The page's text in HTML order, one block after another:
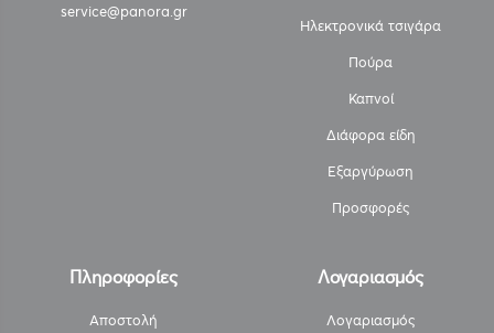
service@panora.gr
Ηλεκτρονικά τσιγάρα
Πούρα
Καπνοί
Διάφορα είδη
Εξαργύρωση
Προσφορές
Πληροφορίες
Αποστολή
Λογαριασμός
Λογαριασμός